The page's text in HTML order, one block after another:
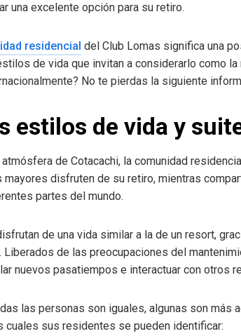
una excelente opción para su retiro.
residencial del Club Lomas significa una
de vida que invitan a considerarlo como la
No te pierdas la siguiente
estilos de vida y
de Cotacachi, la comunidad
disfruten de su retiro, mientras
partes del mundo.
de una vida similar a la de un resort,
de las preocupaciones del
nuevos pasatiempos e interactuar con otros
las personas son iguales, algunas son más
sus residentes se pueden identificar: